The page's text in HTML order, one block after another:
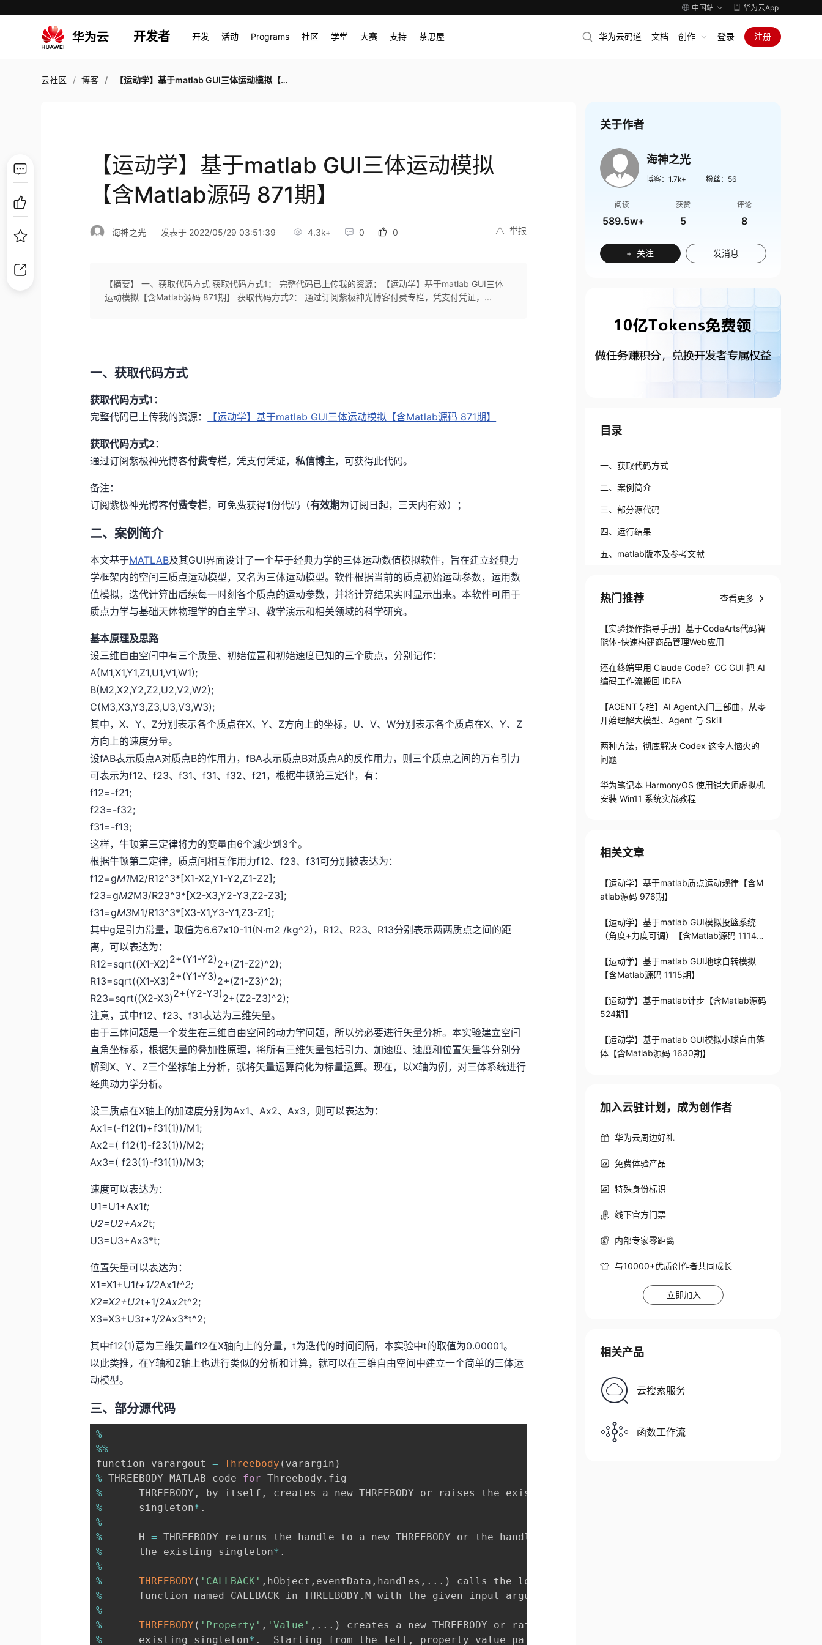
中国站 华为云App
开发者 开发 活动 Programs 社区 学堂 大赛 支持 茶思屋 华为云码道 文档 创作 登录 注册
云社区 博客 【运动学】基于matlab GUI三体运动模拟【含Matlab源码 871期】
【运动学】基于matlab GUI三体运动模拟
【含Matlab源码 871期】
举报
海神之光 发表于 2022/05/29 03:51:39 4.3k+ 0 0
【摘要】 一、获取代码方式 获取代码方式1： 完整代码已上传我的资源：【运动学】基于matlab GUI三体
运动模拟【含Matlab源码 871期】 获取代码方式2： 通过订阅紫极神光博客付费专栏，凭支付凭证，...
一、获取代码方式
获取代码方式1：
完整代码已上传我的资源：
【运动学】基于matlab GUI三体运动模拟【含Matlab源码 871期】
获取代码方式2：
通过订阅紫极神光博客付费专栏，凭支付凭证，私信博主，可获得此代码。
备注：
订阅紫极神光博客付费专栏，可免费获得1份代码（有效期为订阅日起，三天内有效）；
二、案例简介
本文基于MATLAB及其GUI界面设计了一个基于经典力学的三体运动数值模拟软件，旨在建立经典力
学框架内的空间三质点运动模型，又名为三体运动模型。软件根据当前的质点初始运动参数，运用数
值模拟，迭代计算出后续每一时刻各个质点的运动参数，并将计算结果实时显示出来。本软件可用于
质点力学与基础天体物理学的自主学习、教学演示和相关领域的科学研究。
基本原理及思路
设三维自由空间中有三个质量、初始位置和初始速度已知的三个质点，分别记作：
A(M1,X1,Y1,Z1,U1,V1,W1);
B(M2,X2,Y2,Z2,U2,V2,W2);
C(M3,X3,Y3,Z3,U3,V3,W3);
其中，X、Y、Z分别表示各个质点在X、Y、Z方向上的坐标，U、V、W分别表示各个质点在X、Y、Z
方向上的速度分量。
设fAB表示质点A对质点B的作用力，fBA表示质点B对质点A的反作用力，则三个质点之间的万有引力
可表示为f12、f23、f31、f31、f32、f21，根据牛顿第三定律，有：
f12=-f21;
f23=-f32;
f31=-f13;
这样，牛顿第三定律将力的变量由6个减少到3个。
根据牛顿第二定律，质点间相互作用力f12、f23、f31可分别被表达为：
f12=gM1M2/R12^3*[X1-X2,Y1-Y2,Z1-Z2];
f23=gM2M3/R23^3*[X2-X3,Y2-Y3,Z2-Z3];
f31=gM3M1/R13^3*[X3-X1,Y3-Y1,Z3-Z1];
其中g是引力常量，取值为6.67x10-11(N·m2 /kg^2)，R12、R23、R13分别表示两两质点之间的距
离，可以表达为：
R12=sqrt((X1-X2)2+(Y1-Y2)2+(Z1-Z2)^2);
R13=sqrt((X1-X3)2+(Y1-Y3)2+(Z1-Z3)^2);
R23=sqrt((X2-X3)2+(Y2-Y3)2+(Z2-Z3)^2);
注意，式中f12、f23、f31表达为三维矢量。
由于三体问题是一个发生在三维自由空间的动力学问题，所以势必要进行矢量分析。本实验建立空间
直角坐标系，根据矢量的叠加性原理，将所有三维矢量包括引力、加速度、速度和位置矢量等分别分
解到X、Y、Z三个坐标轴上分析，就将矢量运算简化为标量运算。现在，以X轴为例，对三体系统进行
经典动力学分析。
设三质点在X轴上的加速度分别为Ax1、Ax2、Ax3，则可以表达为：
Ax1=(-f12(1)+f31(1))/M1;
Ax2=( f12(1)-f23(1))/M2;
Ax3=( f23(1)-f31(1))/M3;
速度可以表达为：
U1=U1+Ax1t;
U2=U2+Ax2t;
U3=U3+Ax3*t;
位置矢量可以表达为：
X1=X1+U1t+1/2Ax1t^2;
X2=X2+U2t+1/2Ax2t^2;
X3=X3+U3t+1/2Ax3*t^2;
其中f12(1)意为三维矢量f12在X轴向上的分量，t为迭代的时间间隔，本实验中t的取值为0.00001。
以此类推，在Y轴和Z轴上也进行类似的分析和计算，就可以在三维自由空间中建立一个简单的三体运
动模型。
三、部分源代码
%
%%
function varargout = Threebody ( varargin )
% THREEBODY MATLAB code for Threebody .
%
      THREEBODY
, by itself ,
%
      singleton
* .
%
%
      H
=
%
      the existing singleton
* .
%
%
THREEBODY ( 'CALLBACK' , hObject , eventData , handles , . . . )
%
      function named CALLBACK in THREEBODY
.M with the given input arguments
%
%
THREEBODY ( 'Property' , 'Value' , . . . )
%
      existing singleton
* .
  Starting from the left
,
关于作者
海神之光
博客： 1.7k+ 粉丝： 56
阅读
589.5w+
获赞
5
评论
8
+ 关注 发消息
目录
一、获取代码方式
二、案例简介
三、部分源代码
四、运行结果
五、matlab版本及参考文献
热门推荐 查看更多
【实验操作指导手册】基于CodeArts代码智
能体-快速构建商品管理Web应用
还在终端里用 Claude Code？CC GUI 把 AI
编码工作流搬回 IDEA
【AGENT专栏】AI Agent入门三部曲，从零
开始理解大模型、Agent 与 Skill
两种方法，彻底解决 Codex 这令人恼火的
问题
华为笔记本 HarmonyOS 使用铠大师虚拟机
安装 Win11 系统实战教程
相关文章
【运动学】基于matlab质点运动规律【含M
atlab源码 976期】
【运动学】基于matlab GUI模拟投篮系统
（角度+力度可调）【含Matlab源码 1114
【运动学】基于matlab GUI地球自转模拟
【含Matlab源码 1115期】
【运动学】基于matlab计步【含Matlab源码
524期】
【运动学】基于matlab GUI模拟小球自由落
体【含Matlab源码 1630期】
加入云驻计划，成为创作者
华为云周边好礼
免费体验产品
特殊身份标识
线下官方门票
内部专家零距离
与10000+优质创作者共同成长
立即加入
相关产品
云搜索服务
函数工作流